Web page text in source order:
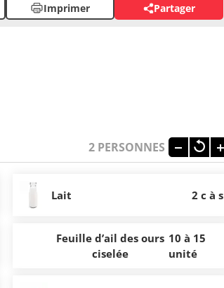
Imprimer Partager
2 PERSONNES
Lait 2 c à s
Feuille d’ail des ours
ciselée
10 à 15
unité